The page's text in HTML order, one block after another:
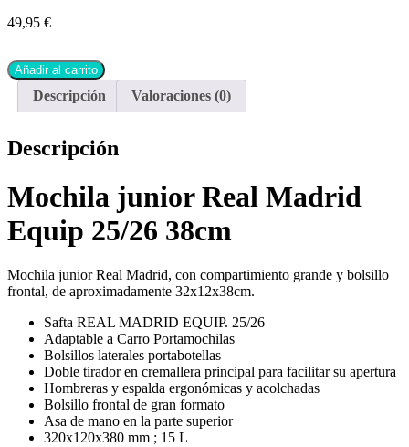
49,95 €
Añadir al carrito
Descripción Valoraciones (0)
Descripción
Mochila junior Real Madrid
Equip 25/26 38cm
Mochila junior Real Madrid, con compartimiento grande y bolsillo
frontal, de aproximadamente 32x12x38cm.
Safta REAL MADRID EQUIP. 25/26
Adaptable a Carro Portamochilas
Bolsillos laterales portabotellas
Doble tirador en cremallera principal para facilitar su apertura
Hombreras y espalda ergonómicas y acolchadas
Bolsillo frontal de gran formato
Asa de mano en la parte superior
320x120x380 mm ; 15 L